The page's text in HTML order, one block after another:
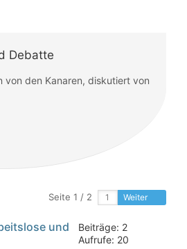
Debatte
von den Kanaren, diskutiert von
Seite 1 / 2 Weiter
und
Beiträge: 2
Aufrufe: 20